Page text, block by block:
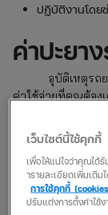
ปฏิบัติงานโดย
ค่าปะยา
อุบัติเหตุรถยาง
ค่าใช้จ่ายที่คุณต้อง
ปะยางแบบแท
รอยยางรั่วขน
ค่าใช้จ่ายประ
ปะยางแบบส
โดยวิธีการซ่อ
เว็บไซต์นี้ใช้คุกกี้
เพื่อให้แน่ใจว่าคุณได้
ารายละเอียดเพิ่มเติม
การใช้คุกกี้
ปรับแต่งการตั้งค่าใช้